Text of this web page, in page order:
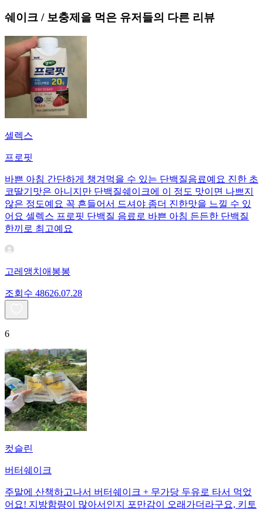
쉐이크 / 보충제 을 먹은 유저들의 다른 리뷰
셀렉스
프로핏
바쁜 아침 간단하게 챙겨먹을 수 있는 단백질음료예요 진한 초
코딸기맛은 아니지만 단백질쉐이크에 이 정도 맛이면 나쁘지
않은 정도예요 꼭 흔들어서 드셔야 좀더 진한맛을 느낄 수 있
어요 셀렉스 프로핏 단백질 음료로 바쁜 아침 든든한 단백질
한끼로 최고예요
고레앵치애봉봉
조회수 48626.07.28
6
컷슬린
버터쉐이크
주말에 산책하고나서 버터쉐이크 + 무가당 두유로 타서 먹었
어요! 지방함량이 많아서인지 포만감이 오래가더라구요, 키토